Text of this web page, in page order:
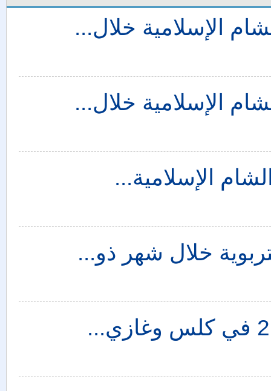
الإسلامية خلال...
الإسلامية خلال...
الإسلامية...